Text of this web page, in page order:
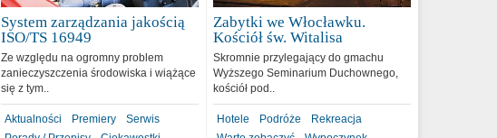
System zarządzania jakością
ISO/TS 16949
Ze względu na ogromny problem
zanieczyszczenia środowiska i wiążące
się z tym..
Aktualności Premiery
Serwis
Zabytki we Włocławku.
Kościół św. Witalisa
Skromnie przylegający do gmachu
Wyższego Seminarium Duchownego,
kościół pod..
Hotele Podróże
Rekreacja